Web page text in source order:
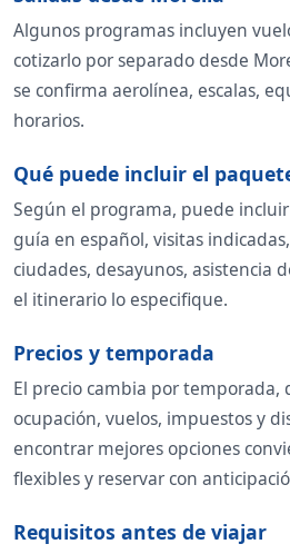
Algunos programas incluyen
cotizarlo por separado desde
se confirma aerolínea, escalas,
horarios.
Qué puede incluir el
Según el programa, puede
guía en español, visitas
ciudades, desayunos, asistencia
el itinerario lo especifique.
Precios y temporada
El precio cambia por temporada,
ocupación, vuelos, impuestos y
encontrar mejores opciones
flexibles y reservar con
Requisitos antes de viajar